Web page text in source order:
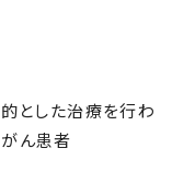
とした治療を行わ
ん患者